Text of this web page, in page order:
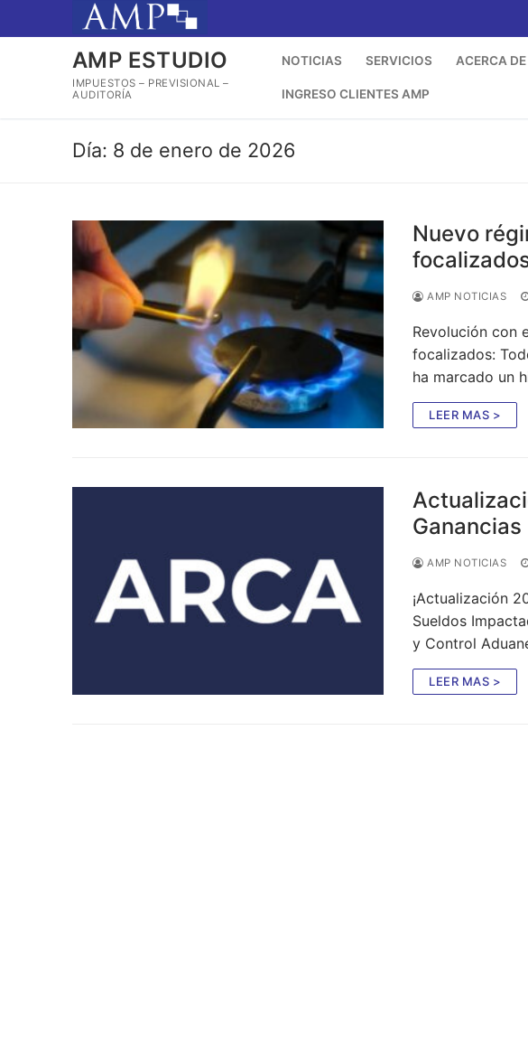
al
AMP ESTUDIO
IMPUESTOS – PREVISIONAL –
AUDITORÍA
NOTICIAS SERVICIOS ACERCA
INGRESO CLIENTES AMP
Día: 8 de enero de 2026
Nuevo
AMP NOTICIAS
Revolución con
focalizados:
ha marcado un
LEER MAS >
Ganancias
AMP NOTICIAS
¡Actualización
Sueldos
y Control
LEER MAS >